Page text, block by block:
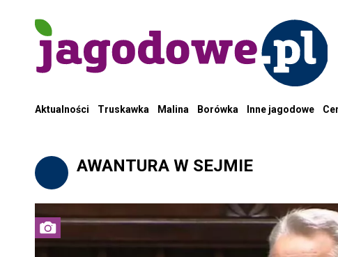
Aktualności Truskawka Malina Borówka Inne jagodowe
AWANTURA W SEJMIE